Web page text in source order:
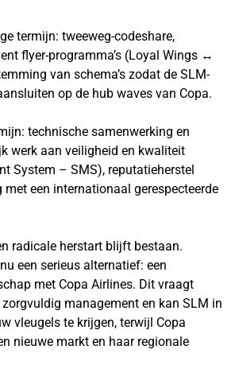
termijn: tweeweg-codeshare,
flyer-programma’s (Loyal Wings ↔
van schema’s zodat de SLM-
op de hub waves van Copa.
technische samenwerking en
werk aan veiligheid en kwaliteit
System – SMS), reputatieherstel
een internationaal gerespecteerde
radicale herstart blijft bestaan.
een serieus alternatief: een
met Copa Airlines. Dit vraagt
management en kan SLM in
vleugels te krijgen, terwijl Copa
nieuwe markt en haar regionale